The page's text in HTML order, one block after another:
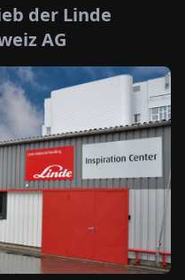
der Linde
AG